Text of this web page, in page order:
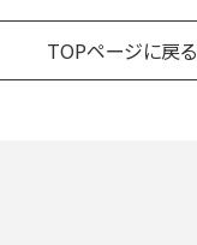
TOPページに戻る